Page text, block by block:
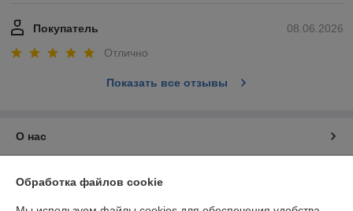
08.06.2026
Покупатель
Отлично
Показать все отзывы
О нас
Обработка файлов cookie